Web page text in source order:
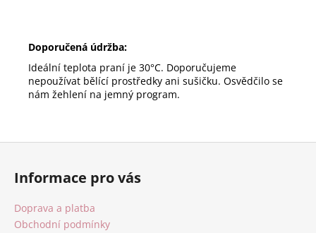
Doporučená údržba:
Ideální teplota praní je 30°C. Doporučujeme
nepoužívat bělící prostředky ani sušičku. Osvědčilo se
nám žehlení na jemný program.
Informace pro vás
Doprava a platba
Obchodní podmínky